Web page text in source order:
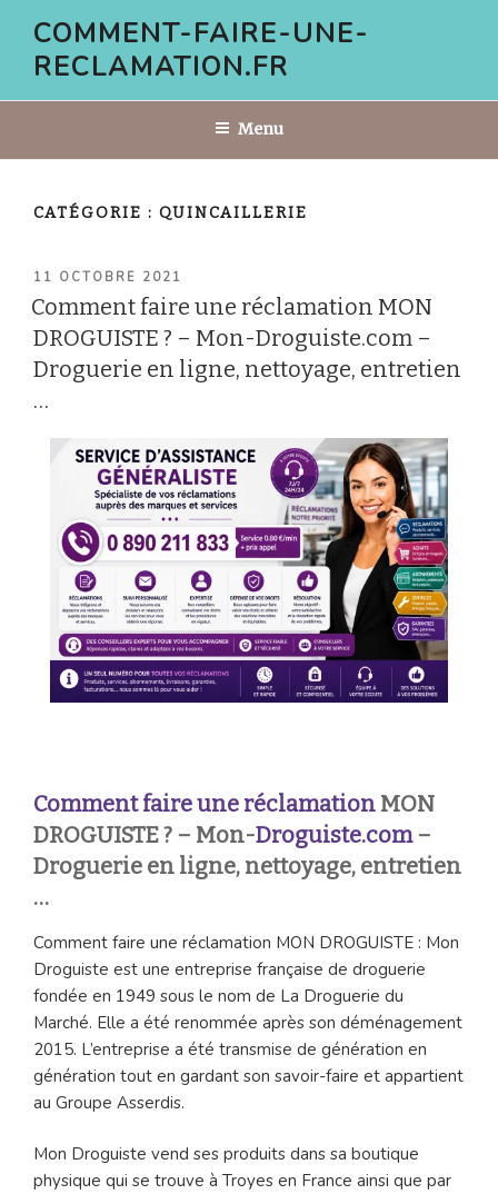
contenu
COMMENT-FAIRE-UNE-
RECLAMATION.FR
Menu
CATÉGORIE : QUINCAILLERIE
PUBLIÉ
LE
11 OCTOBRE 2021
Comment faire une réclamation MON
DROGUISTE ? – Mon-Droguiste.com –
Droguerie en ligne, nettoyage, entretien
…
Comment faire une réclamation MON
DROGUISTE ? – Mon-Droguiste.com–
Droguerie en ligne, nettoyage, entretien
…
Comment faire une réclamation MON DROGUISTE : Mon
Droguiste est une entreprise française de droguerie
fondée en 1949 sous le nom de La Droguerie du
Marché. Elle a été renommée après son déménagement
2015. L’entreprise a été transmise de génération en
génération tout en gardant son savoir-faire et appartient
au Groupe Asserdis.
Mon Droguiste vend ses produits dans sa boutique
physique qui se trouve à Troyes en France ainsi que par